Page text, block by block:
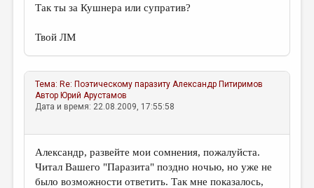
Так ты за Кушнера или супратив?
Твой ЛМ
Тема: Re: Поэтическому паразиту Александр Питиримов
Автор Юрий Арустамов
Дата и время: 22.08.2009, 17:55:58
Александр, развейте мои сомнения, пожалуйста.
Читал Вашего "Паразита" поздно ночью, но уже не
было возможности ответить. Так мне показалось,